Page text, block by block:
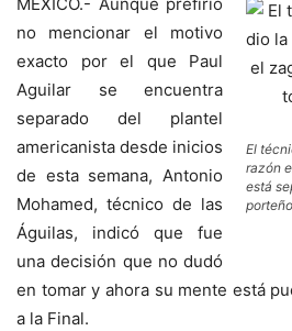
El
razón
está
no mencionar el motivo
exacto por el que Paul
Aguilar se encuentra
separado del plantel
americanista desde inicios
de esta semana, Antonio
Mohamed, técnico de las
Águilas, indicó que fue
una decisión que no dudó
en tomar y ahora su mente está
a la Final.